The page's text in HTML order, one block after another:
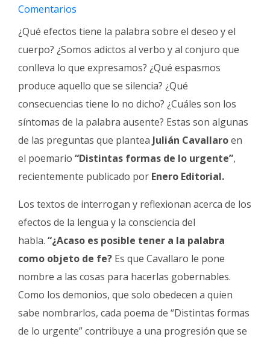
Fúnebres
Comentarios
¿Qué efectos tiene la palabra sobre el deseo y el
cuerpo? ¿Somos adictos al verbo y al conjuro que
conlleva lo que expresamos? ¿Qué espasmos
produce aquello que se silencia? ¿Qué
consecuencias tiene lo no dicho? ¿Cuáles son los
síntomas de la palabra ausente? Estas son algunas
de las preguntas que plantea Julián Cavallaroen
el poemario “Distintas formas de lo urgente”,
recientemente publicado por Enero Editorial.
Los textos de interrogan y reflexionan acerca de los
efectos de la lengua y la consciencia del
habla. “¿Acaso es posible tener a la palabra
como objeto de fe? Es que Cavallaro le pone
nombre a las cosas para hacerlas gobernables.
Como los demonios, que solo obedecen a quien
sabe nombrarlos, cada poema de “Distintas formas
de lo urgente” contribuye a una progresión que se